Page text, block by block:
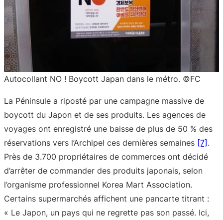
Autocollant NO ! Boycott Japan dans le métro. ©FC
La Péninsule a riposté par une campagne massive de
boycott du Japon et de ses produits. Les agences de
voyages ont enregistré une baisse de plus de 50 % des
réservations vers l’Archipel ces dernières semaines [7].
Près de 3.700 propriétaires de commerces ont décidé
d’arrêter de commander des produits japonais, selon
l’organisme professionnel Korea Mart Association.
Certains supermarchés affichent une pancarte titrant :
« Le Japon, un pays qui ne regrette pas son passé. Ici,